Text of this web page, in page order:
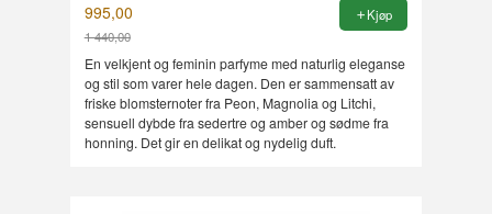
995,00
1 440,00
Rabatt
Kjøp
En velkjent og feminin parfyme med naturlig eleganse
og stil som varer hele dagen. Den er sammensatt av
friske blomsternoter fra Peon, Magnolia og Litchi,
sensuell dybde fra sedertre og amber og sødme fra
honning. Det gir en delikat og nydelig duft.